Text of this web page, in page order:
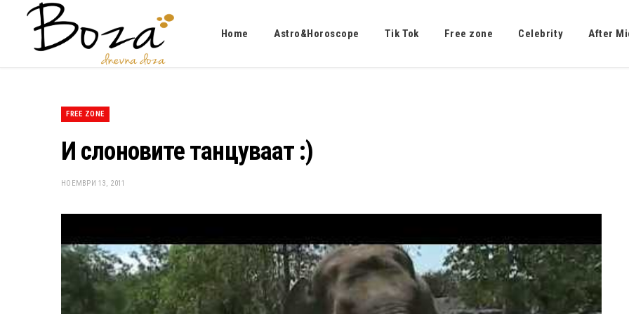
Home Astro&Horoscope Tik Tok Free zone Celebrity After
FREE ZONE
И слоновите танцуваат :)
НОЕМВРИ 13, 2011